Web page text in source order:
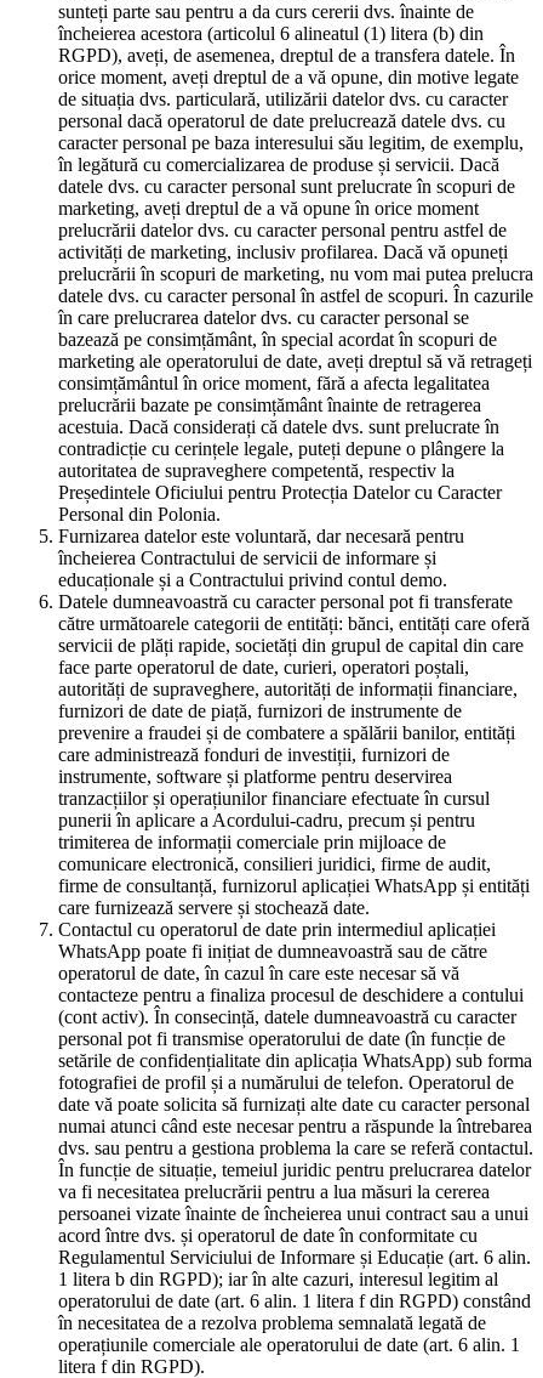
sunteți parte sau pentru a da curs cererii dvs. înainte de
încheierea acestora (articolul 6 alineatul (1) litera (b) din
RGPD), aveți, de asemenea, dreptul de a transfera datele. În
orice moment, aveți dreptul de a vă opune, din motive legate
de situația dvs. particulară, utilizării datelor dvs. cu caracter
personal dacă operatorul de date prelucrează datele dvs. cu
caracter personal pe baza interesului său legitim, de exemplu,
în legătură cu comercializarea de produse și servicii. Dacă
datele dvs. cu caracter personal sunt prelucrate în scopuri de
marketing, aveți dreptul de a vă opune în orice moment
prelucrării datelor dvs. cu caracter personal pentru astfel de
activități de marketing, inclusiv profilarea. Dacă vă opuneți
prelucrării în scopuri de marketing, nu vom mai putea prelucra
datele dvs. cu caracter personal în astfel de scopuri. În cazurile
în care prelucrarea datelor dvs. cu caracter personal se
bazează pe consimțământ, în special acordat în scopuri de
marketing ale operatorului de date, aveți dreptul să vă retrageți
consimțământul în orice moment, fără a afecta legalitatea
prelucrării bazate pe consimțământ înainte de retragerea
acestuia. Dacă considerați că datele dvs. sunt prelucrate în
contradicție cu cerințele legale, puteți depune o plângere la
autoritatea de supraveghere competentă, respectiv la
Președintele Oficiului pentru Protecția Datelor cu Caracter
Personal din Polonia.
Furnizarea datelor este voluntară, dar necesară pentru
încheierea Contractului de servicii de informare și
educaționale și a Contractului privind contul demo.
Datele dumneavoastră cu caracter personal pot fi transferate
către următoarele categorii de entități: bănci, entități care oferă
servicii de plăți rapide, societăți din grupul de capital din care
face parte operatorul de date, curieri, operatori poștali,
autorități de supraveghere, autorități de informații financiare,
furnizori de date de piață, furnizori de instrumente de
prevenire a fraudei și de combatere a spălării banilor, entități
care administrează fonduri de investiții, furnizori de
instrumente, software și platforme pentru deservirea
tranzacțiilor și operațiunilor financiare efectuate în cursul
punerii în aplicare a Acordului-cadru, precum și pentru
trimiterea de informații comerciale prin mijloace de
comunicare electronică, consilieri juridici, firme de audit,
firme de consultanță, furnizorul aplicației WhatsApp și entități
care furnizează servere și stochează date.
Contactul cu operatorul de date prin intermediul aplicației
WhatsApp poate fi inițiat de dumneavoastră sau de către
operatorul de date, în cazul în care este necesar să vă
contacteze pentru a finaliza procesul de deschidere a contului
(cont activ). În consecință, datele dumneavoastră cu caracter
personal pot fi transmise operatorului de date (în funcție de
setările de confidențialitate din aplicația WhatsApp) sub forma
fotografiei de profil și a numărului de telefon. Operatorul de
date vă poate solicita să furnizați alte date cu caracter personal
numai atunci când este necesar pentru a răspunde la întrebarea
dvs. sau pentru a gestiona problema la care se referă contactul.
În funcție de situație, temeiul juridic pentru prelucrarea datelor
va fi necesitatea prelucrării pentru a lua măsuri la cererea
persoanei vizate înainte de încheierea unui contract sau a unui
acord între dvs. și operatorul de date în conformitate cu
Regulamentul Serviciului de Informare și Educație (art. 6 alin.
1 litera b din RGPD); iar în alte cazuri, interesul legitim al
operatorului de date (art. 6 alin. 1 litera f din RGPD) constând
în necesitatea de a rezolva problema semnalată legată de
operațiunile comerciale ale operatorului de date (art. 6 alin. 1
litera f din RGPD).